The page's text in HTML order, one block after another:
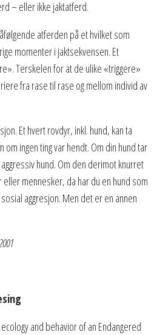
– eller ikke jaktatferd.
atferden på et hvilket som
momenter i jaktsekvensen. Et
Terskelen for at de ulike «triggere»
fra rase til rase og mellom individ av
Et hvert rovdyr, inkl. hund, kan ta
om ingen ting var hendt. Om din hund tar
hund. Om den derimot knurret
mennesker, da har du en hund som
aggresjon. Men det er en annen
and behavior of an Endangered